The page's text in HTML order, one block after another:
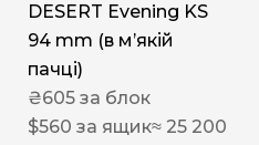
DESERT Evening KS
94 mm (в мʼякій
пачці)
₴605 за блок
$560 за ящик≈ 25 200